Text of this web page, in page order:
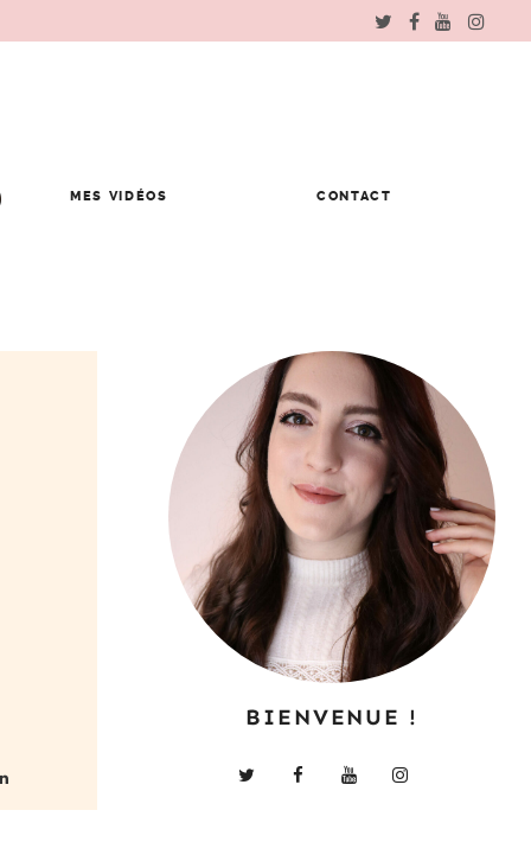
MES VIDÉOS CONTACT
BIENVENUE !